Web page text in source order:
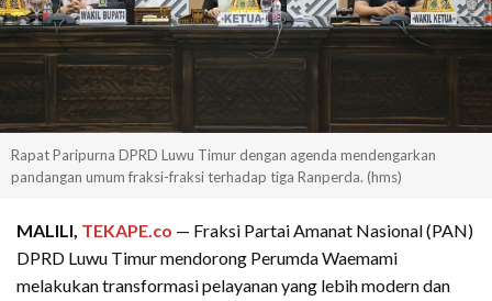
Rapat Paripurna DPRD Luwu Timur dengan agenda mendengarkan
pandangan umum fraksi-fraksi terhadap tiga Ranperda. (hms)
MALILI, TEKAPE.co — Fraksi Partai Amanat Nasional (PAN)
DPRD Luwu Timur mendorong Perumda Waemami
melakukan transformasi pelayanan yang lebih modern dan